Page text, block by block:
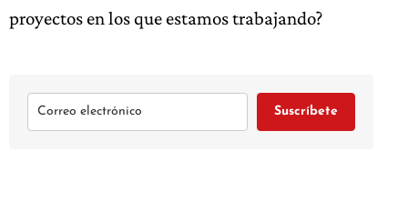
proyectos en los que estamos trabajando?
Suscríbete